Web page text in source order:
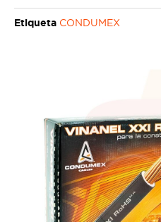
Etiqueta CONDUMEX